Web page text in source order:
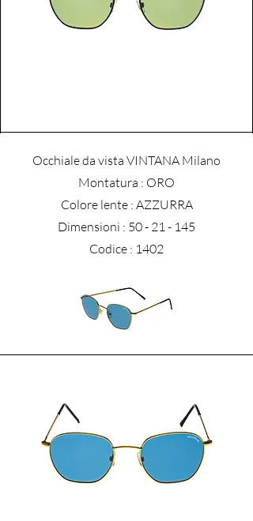
Occhiale da vista VINTANA Milano
​Montatura : ORO
Colore lente : AZZURRA
Dimensioni : 50 - 21 - 145
Codice : 1402